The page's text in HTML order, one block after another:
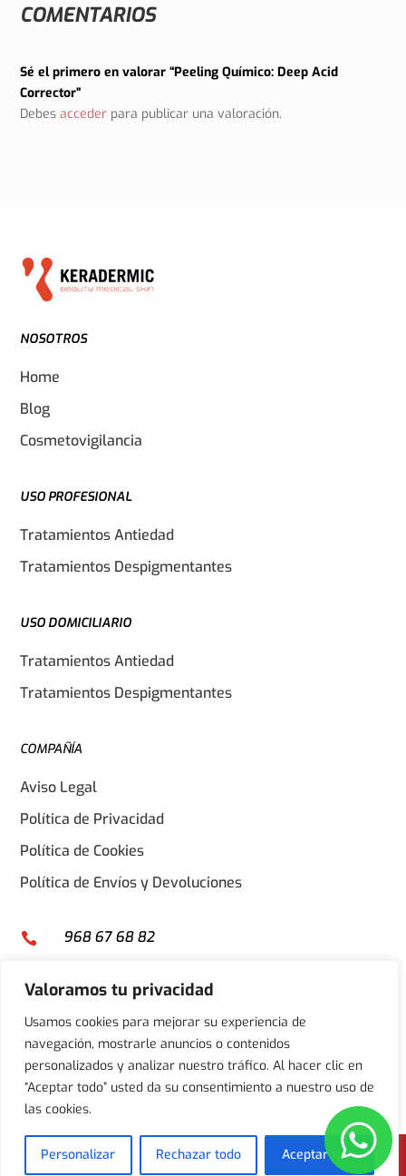
Valoramos tu privacidad
Usamos cookies para mejorar su experiencia de
navegación, mostrarle anuncios o contenidos
personalizados y analizar nuestro tráfico. Al hacer clic en
“Aceptar todo” usted da su consentimiento a nuestro uso de
las cookies.
Personalizar Rechazar todo Aceptar todo
COMENTARIOS
Sé el primero en valorar “Peeling Químico: Deep Acid
Corrector”
Debesacceder para publicar una valoración.
NOSOTROS
Home
Blog
Cosmetovigilancia
USO PROFESIONAL
Tratamientos Antiedad
Tratamientos Despigmentantes
USO DOMICILIARIO
Tratamientos Antiedad
Tratamientos Despigmentantes
COMPAÑÍA
Aviso Legal
Política de Privacidad
Política de Cookies
Política de Envíos y Devoluciones
 968 67 68 82
Calle castillo de Cieza 31, Polígono industrial base
2000, Lorquí 30564, Murcia
Copyright © Keradermic. Todos los derechos reservados |